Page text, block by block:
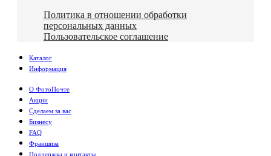
Политика в отношении обработки
персональных данных
Пользовательское соглашение
Каталог
Информация
О ФотоПочте
Акции
Сделаем за вас
Бизнесу
FAQ
Франшиза
Поддержка и контакты